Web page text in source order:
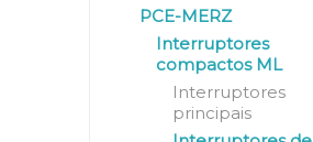
PCE-MERZ
Interruptores
compactos ML
Interruptores
principais